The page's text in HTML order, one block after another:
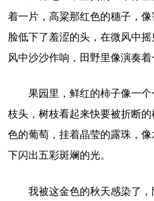
着一片，高粱那红色的穗子，
脸低下了羞涩的头，在微风中
风中沙沙作响，田野里像演奏着
果园里，鲜红的柿子像一
枝头，树枝看起来快要被折断
色的葡萄，挂着晶莹的露珠，
下闪出五彩斑斓的光。
我被这金色的秋天感染了